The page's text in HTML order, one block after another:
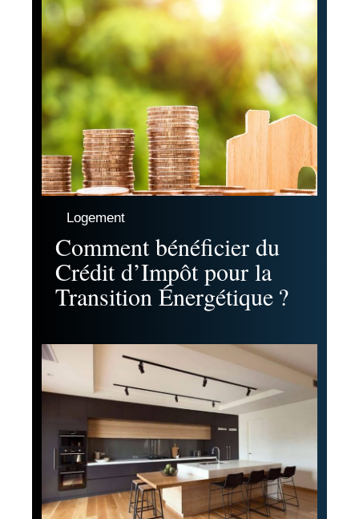
Logement
Comment bénéficier du
Crédit d’Impôt pour la
Transition Énergétique ?